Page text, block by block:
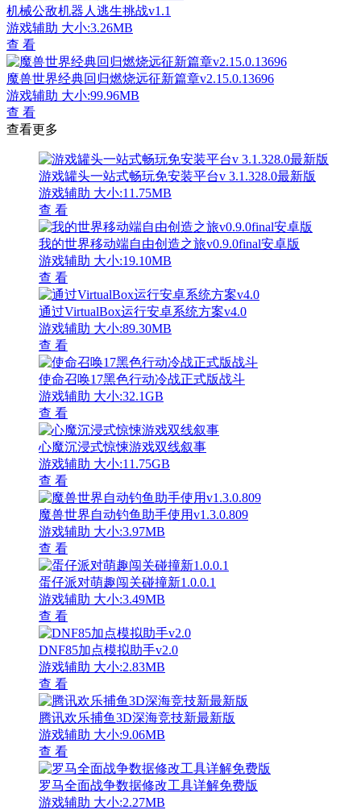
机械公敌机器人逃生挑战v1.1
游戏辅助 大小:3.26MB
查 看
魔兽世界经典回归燃烧远征新篇章v2.15.0.13696
游戏辅助 大小:99.96MB
查 看
查看更多
游戏罐头一站式畅玩免安装平台v 3.1.328.0最新版
游戏辅助 大小:11.75MB
查 看
我的世界移动端自由创造之旅v0.9.0final安卓版
游戏辅助 大小:19.10MB
查 看
通过VirtualBox运行安卓系统方案v4.0
游戏辅助 大小:89.30MB
查 看
使命召唤17黑色行动冷战正式版战斗
游戏辅助 大小:32.1GB
查 看
心魔沉浸式惊悚游戏双线叙事
游戏辅助 大小:11.75GB
查 看
魔兽世界自动钓鱼助手使用v1.3.0.809
游戏辅助 大小:3.97MB
查 看
蛋仔派对萌趣闯关碰撞新1.0.0.1
游戏辅助 大小:3.49MB
查 看
DNF85加点模拟助手v2.0
游戏辅助 大小:2.83MB
查 看
腾讯欢乐捕鱼3D深海竞技新最新版
游戏辅助 大小:9.06MB
查 看
罗马全面战争数据修改工具详解免费版
游戏辅助 大小:2.27MB